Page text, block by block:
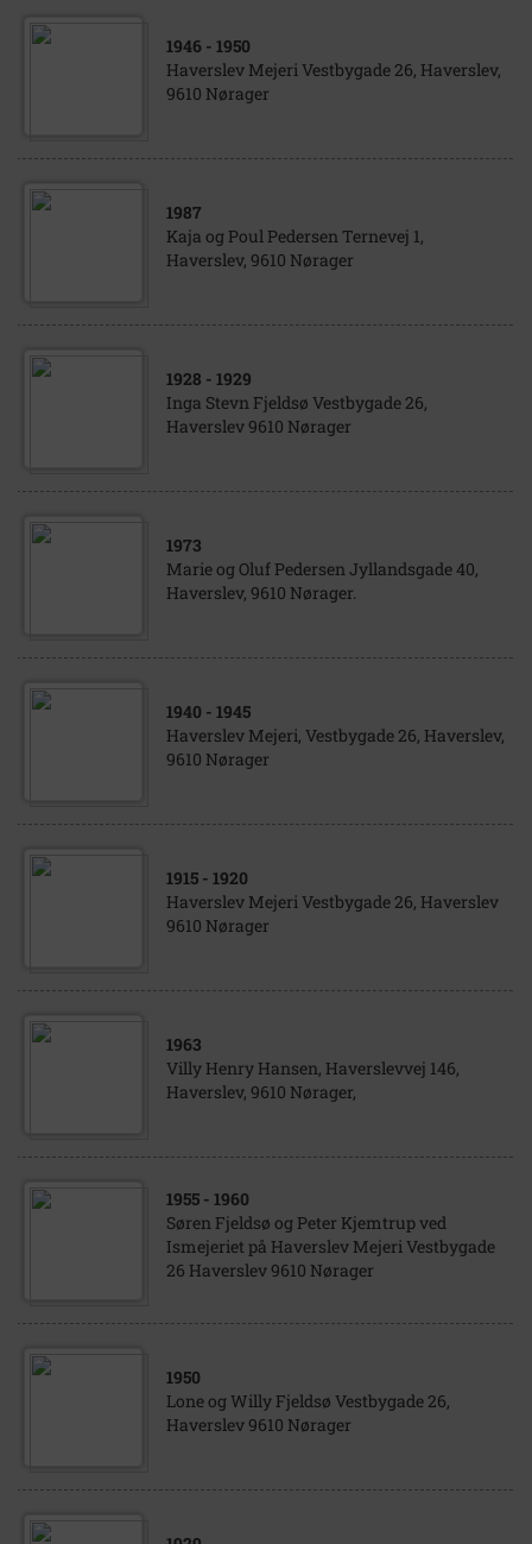
1946 - 1950
Haverslev Mejeri Vestbygade 26, Haverslev,
9610 Nørager
1987
Kaja og Poul Pedersen Ternevej 1,
Haverslev, 9610 Nørager
1928 - 1929
Inga Stevn Fjeldsø Vestbygade 26,
Haverslev 9610 Nørager
1973
Marie og Oluf Pedersen Jyllandsgade 40,
Haverslev, 9610 Nørager.
1940 - 1945
Haverslev Mejeri, Vestbygade 26, Haverslev,
9610 Nørager
1915 - 1920
Haverslev Mejeri Vestbygade 26, Haverslev
9610 Nørager
1963
Villy Henry Hansen, Haverslevvej 146,
Haverslev, 9610 Nørager,
1955 - 1960
Søren Fjeldsø og Peter Kjemtrup ved
Ismejeriet på Haverslev Mejeri Vestbygade
26 Haverslev 9610 Nørager
1950
Lone og Willy Fjeldsø Vestbygade 26,
Haverslev 9610 Nørager